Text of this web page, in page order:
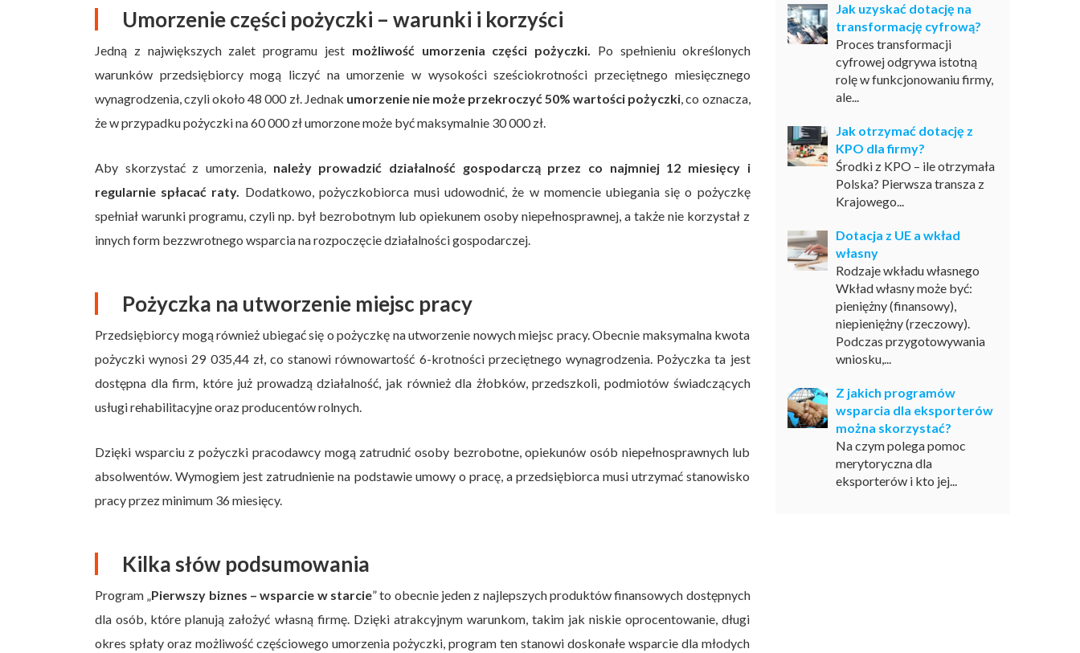
Umorzenie części pożyczki – warunki i korzyści
Jedną z największych zalet programu jest możliwość umorzenia części pożyczki. Po spełnieniu określonych
warunków przedsiębiorcy mogą liczyć na umorzenie w wysokości sześciokrotności przeciętnego miesięcznego
wynagrodzenia, czyli około 48 000 zł. Jednak umorzenie nie może przekroczyć 50% wartości pożyczki, co oznacza,
że w przypadku pożyczki na 60 000 zł umorzone może być maksymalnie 30 000 zł.
Aby skorzystać z umorzenia, należy prowadzić działalność gospodarczą przez co najmniej 12 miesięcy i
regularnie spłacać raty. Dodatkowo, pożyczkobiorca musi udowodnić, że w momencie ubiegania się o pożyczkę
spełniał warunki programu, czyli np. był bezrobotnym lub opiekunem osoby niepełnosprawnej, a także nie korzystał z
innych form bezzwrotnego wsparcia na rozpoczęcie działalności gospodarczej.
Pożyczka na utworzenie miejsc pracy
Przedsiębiorcy mogą również ubiegać się o pożyczkę na utworzenie nowych miejsc pracy. Obecnie maksymalna kwota
pożyczki wynosi 29 035,44 zł, co stanowi równowartość 6-krotności przeciętnego wynagrodzenia. Pożyczka ta jest
dostępna dla firm, które już prowadzą działalność, jak również dla żłobków, przedszkoli, podmiotów świadczących
usługi rehabilitacyjne oraz producentów rolnych.
Dzięki wsparciu z pożyczki pracodawcy mogą zatrudnić osoby bezrobotne, opiekunów osób niepełnosprawnych lub
absolwentów. Wymogiem jest zatrudnienie na podstawie umowy o pracę, a przedsiębiorca musi utrzymać stanowisko
pracy przez minimum 36 miesięcy.
Kilka słów podsumowania
Program „Pierwszy biznes – wsparcie w starcie” to obecnie jeden z najlepszych produktów finansowych dostępnych
dla osób, które planują założyć własną firmę. Dzięki atrakcyjnym warunkom, takim jak niskie oprocentowanie, długi
okres spłaty oraz możliwość częściowego umorzenia pożyczki, program ten stanowi doskonałe wsparcie dla młodych
Jak uzyskać dotację na
transformację cyfrową?
Proces transformacji
cyfrowej odgrywa istotną
rolę w funkcjonowaniu firmy,
ale...
Jak otrzymać dotację z
KPO dla firmy?
Środki z KPO – ile otrzymała
Polska? Pierwsza transza z
Krajowego...
Dotacja z UE a wkład
własny
Rodzaje wkładu własnego
Wkład własny może być:
pieniężny (finansowy),
niepieniężny (rzeczowy).
Podczas przygotowywania
wniosku,...
Z jakich programów
wsparcia dla eksporterów
można skorzystać?
Na czym polega pomoc
merytoryczna dla
eksporterów i kto jej...